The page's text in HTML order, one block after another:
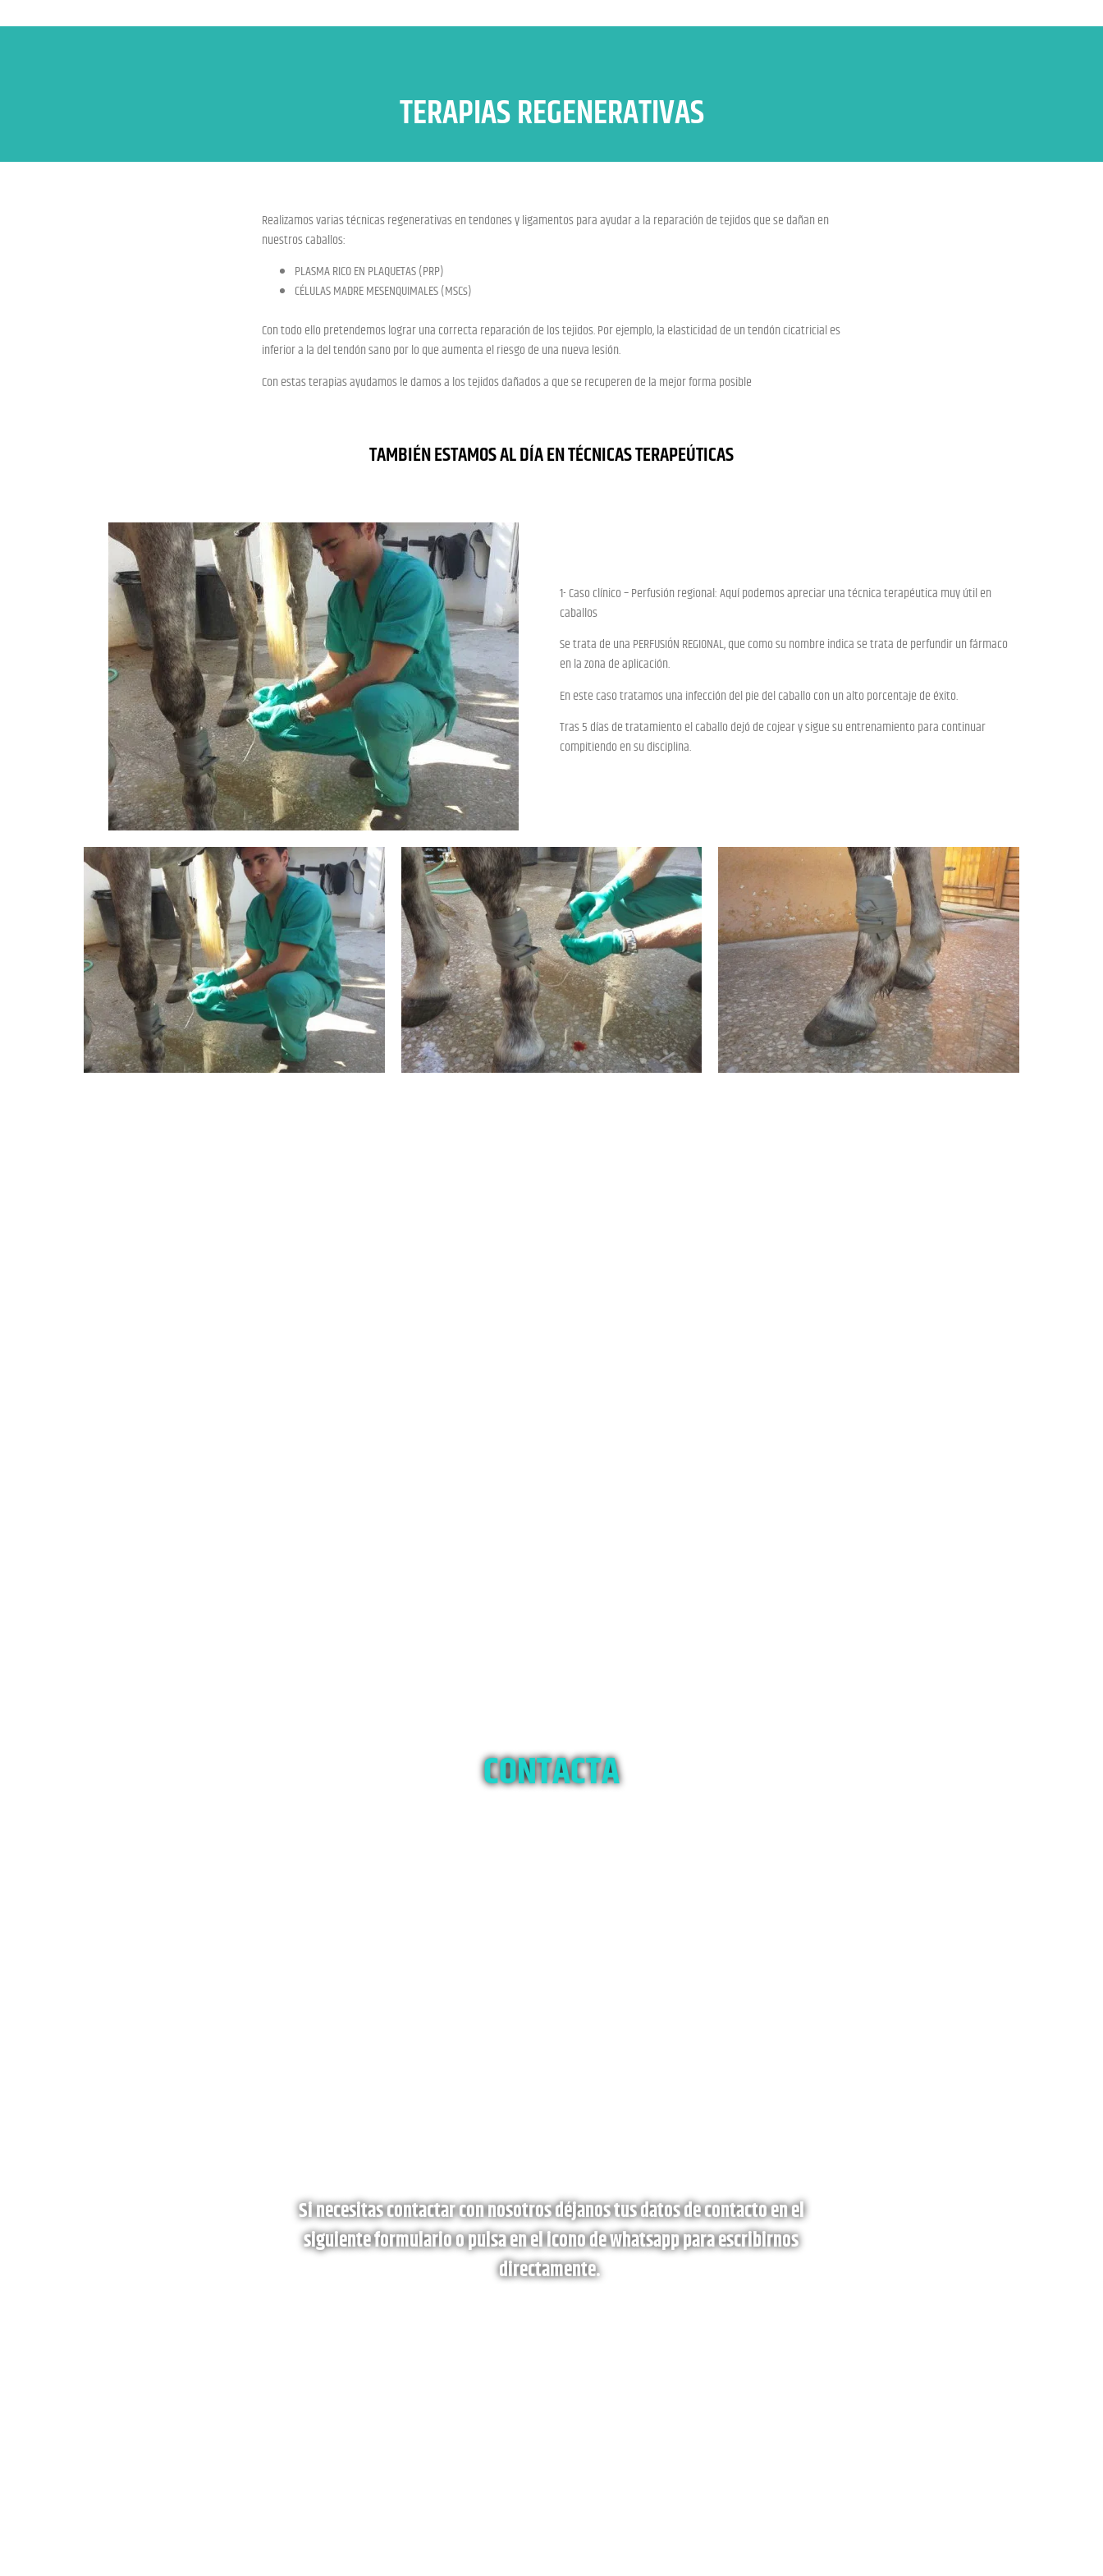
TERAPIAS REGENERATIVAS
Realizamos varias técnicas regenerativas en tendones y ligamentos para ayudar a la reparación de tejidos que se dañan en
nuestros caballos:
PLASMA RICO EN PLAQUETAS (PRP)
CÉLULAS MADRE MESENQUIMALES (MSCs)
Con todo ello pretendemos lograr una correcta reparación de los tejidos. Por ejemplo, la elasticidad de un tendón cicatricial es
inferior a la del tendón sano por lo que aumenta el riesgo de una nueva lesión.
Con estas terapias ayudamos le damos a los tejidos dañados a que se recuperen de la mejor forma posible
TAMBIÉN ESTAMOS AL DÍA EN TÉCNICAS TERAPEÚTICAS
1- Caso clínico – Perfusión regional: Aquí podemos apreciar una técnica terapéutica muy útil en
caballos
Se trata de una PERFUSIÓN REGIONAL, que como su nombre indica se trata de perfundir un fármaco
en la zona de aplicación.
En este caso tratamos una infección del pie del caballo con un alto porcentaje de éxito.
Tras 5 días de tratamiento el caballo dejó de cojear y sigue su entrenamiento para continuar
compitiendo en su disciplina.
CONTACTA
Si necesitas contactar con nosotros déjanos tus datos de contacto en el
siguiente formulario o pulsa en el icono de whatsapp para escribirnos
directamente.